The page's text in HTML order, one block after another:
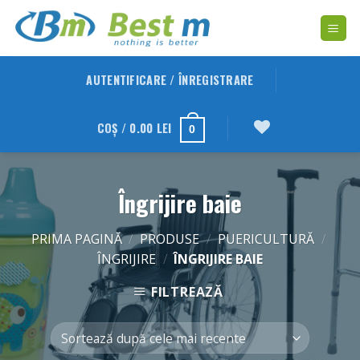
AUTENTIFICARE / ÎNREGISTRARE
COȘ / 0.00 LEI 0
Îngrijire baie
PRIMA PAGINĂ / PRODUSE / PUERICULTURĂ /
ÎNGRIJIRE / ÎNGRIJIRE BAIE
FILTREAZĂ